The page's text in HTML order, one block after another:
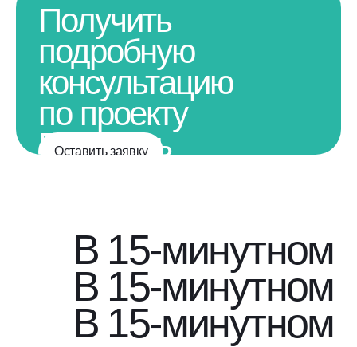
Получить
подробную
консультацию
по проекту
Получить
по проекту
Оставить заявку
В 15-минутном
В 15-минутном
В 15-минутном